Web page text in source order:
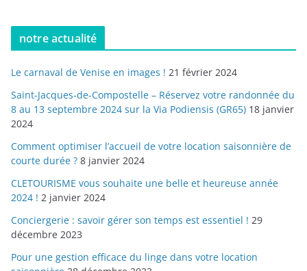
notre actualité
Le carnaval de Venise en images ! 21 février 2024
Saint-Jacques-de-Compostelle – Réservez votre randonnée du
8 au 13 septembre 2024 sur la Via Podiensis (GR65) 18 janvier
2024
Comment optimiser l’accueil de votre location saisonnière de
courte durée ? 8 janvier 2024
CLETOURISME vous souhaite une belle et heureuse année
2024 ! 2 janvier 2024
Conciergerie : savoir gérer son temps est essentiel ! 29
décembre 2023
Pour une gestion efficace du linge dans votre location